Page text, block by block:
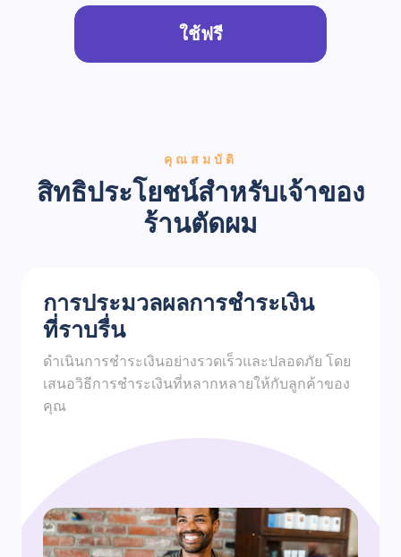
ใช้ฟรี
คุณสมบัติ
สิทธิประโยชน์สำหรับเจ้าของ
ร้านตัดผม
การประมวลผลการชำระเงิน
ที่ราบรื่น
ดำเนินการชำระเงินอย่างรวดเร็วและปลอดภัย โดย
เสนอวิธีการชำระเงินที่หลากหลายให้กับลูกค้าของ
คุณ